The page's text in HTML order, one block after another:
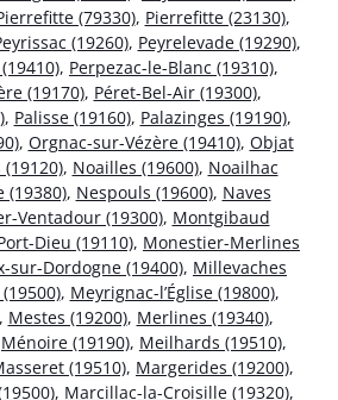
(79330), Pierrefitte (23130),
(19260), Peyrelevade (19290),
, Perpezac-le-Blanc (19310),
(19170), Péret-Bel-Air (19300),
, Palisse (19160), Palazinges (19190),
, Orgnac-sur-Vézère (19410), Objat
, Noailles (19600), Noailhac
(19380), Nespouls (19600), Naves
Ventadour (19300), Montgibaud
Dieu (19110), Monestier-Merlines
sur-Dordogne (19400), Millevaches
, Meyrignac-l’Église (19800),
Mestes (19200), Merlines (19340),
Ménoire (19190), Meilhards (19510),
(19510), Margerides (19200),
, Marcillac-la-Croisille (19320),